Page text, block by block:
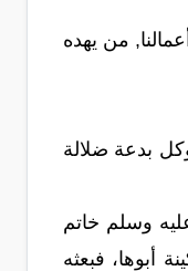
من يهده
بدعة ضلالة
وسلم خاتم
أبوها، فبعثه